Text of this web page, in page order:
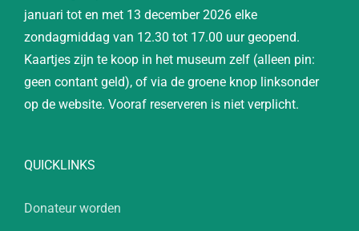
januari tot en met 13 december 2026 elke
zondagmiddag van 12.30 tot 17.00 uur geopend.
Kaartjes zijn te koop in het museum zelf (alleen pin:
geen contant geld), of via de groene knop linksonder
op de website. Vooraf reserveren is niet verplicht.
QUICKLINKS
Donateur worden